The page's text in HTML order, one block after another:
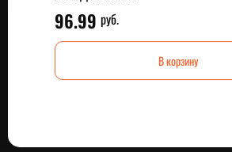
96.99 руб.
В корзину